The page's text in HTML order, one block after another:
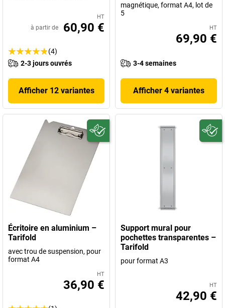
HT
à partir de 60,90 €
(4)
2-3 jours ouvrés
Afficher 12 variantes
magnétique, format A4, lot de
5
HT
69,90 €
3-4 semaines
Afficher 4 variantes
Écritoire en aluminium –
Tarifold
avec trou de suspension, pour
format A4
HT
36,90 €
Support mural pour
pochettes transparentes –
Tarifold
pour format A3
HT
42,90 €